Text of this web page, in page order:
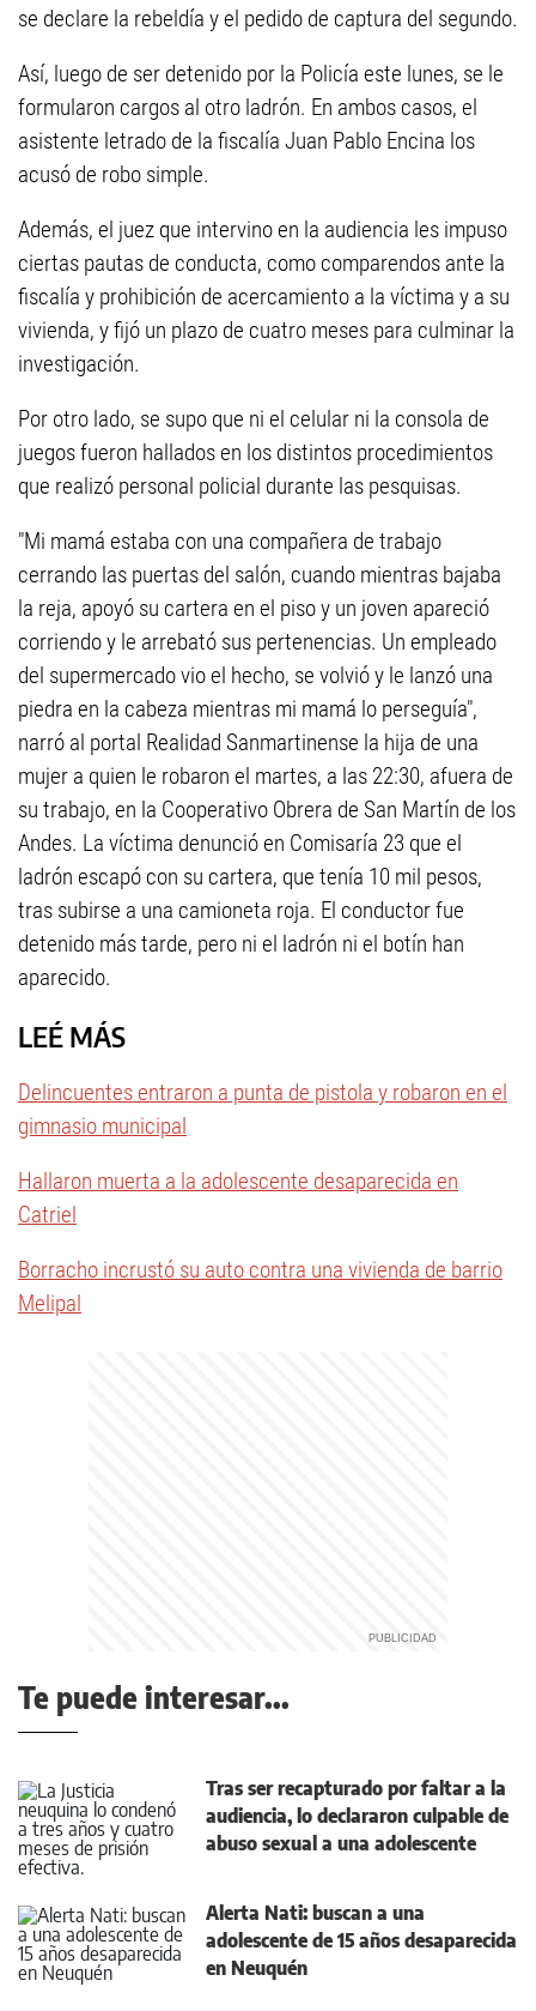
se declare la rebeldía y el pedido de captura del segundo.
Así, luego de ser detenido por la Policía este lunes, se le
formularon cargos al otro ladrón. En ambos casos, el
asistente letrado de la fiscalía Juan Pablo Encina los
acusó de robo simple.
Además, el juez que intervino en la audiencia les impuso
ciertas pautas de conducta, como comparendos ante la
fiscalía y prohibición de acercamiento a la víctima y a su
vivienda, y fijó un plazo de cuatro meses para culminar la
investigación.
Por otro lado, se supo que ni el celular ni la consola de
juegos fueron hallados en los distintos procedimientos
que realizó personal policial durante las pesquisas.
"Mi mamá estaba con una compañera de trabajo
cerrando las puertas del salón, cuando mientras bajaba
la reja, apoyó su cartera en el piso y un joven apareció
corriendo y le arrebató sus pertenencias. Un empleado
del supermercado vio el hecho, se volvió y le lanzó una
piedra en la cabeza mientras mi mamá lo perseguía",
narró al portal Realidad Sanmartinense la hija de una
mujer a quien le robaron el martes, a las 22:30, afuera de
su trabajo, en la Cooperativo Obrera de San Martín de los
Andes. La víctima denunció en Comisaría 23 que el
ladrón escapó con su cartera, que tenía 10 mil pesos,
tras subirse a una camioneta roja. El conductor fue
detenido más tarde, pero ni el ladrón ni el botín han
aparecido.
LEÉ MÁS
Delincuentes entraron a punta de pistola y robaron en el
gimnasio municipal
Hallaron muerta a la adolescente desaparecida en
Catriel
Borracho incrustó su auto contra una vivienda de barrio
Melipal
Te puede interesar...
Tras ser recapturado por faltar a la
audiencia, lo declararon culpable de
abuso sexual a una adolescente
Alerta Nati: buscan a una
adolescente de 15 años desaparecida
en Neuquén